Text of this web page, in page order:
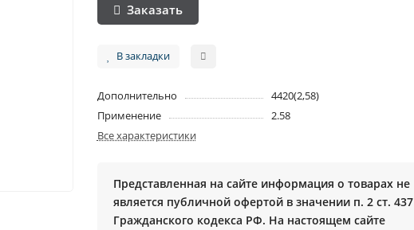
Заказать
В закладки
Дополнительно
4420(2,58)
Применение
2.58
Все характеристики
Представленная на сайте информация о товарах не
является публичной офертой в значении п. 2 ст. 437
Гражданского кодекса РФ. На настоящем сайте